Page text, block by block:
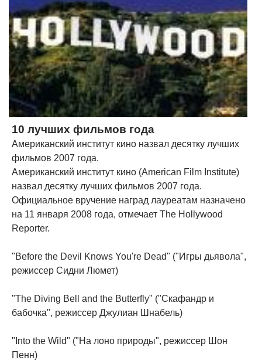
10 лучших фильмов года
Американский институт кино назвал десятку лучших
фильмов 2007 года.
Американский институт кино (American Film Institute)
назвал десятку лучших фильмов 2007 года.
Официальное вручение наград лауреатам назначено
на 11 января 2008 года, отмечает The Hollywood
Reporter.
"Before the Devil Knows You're Dead" ("Игры дьявола",
режиссер Сидни Люмет)
"The Diving Bell and the Butterfly" ("Скафандр и
бабочка", режиссер Джулиан Шнабель)
"Into the Wild" ("На лоно природы", режиссер Шон
Пенн)